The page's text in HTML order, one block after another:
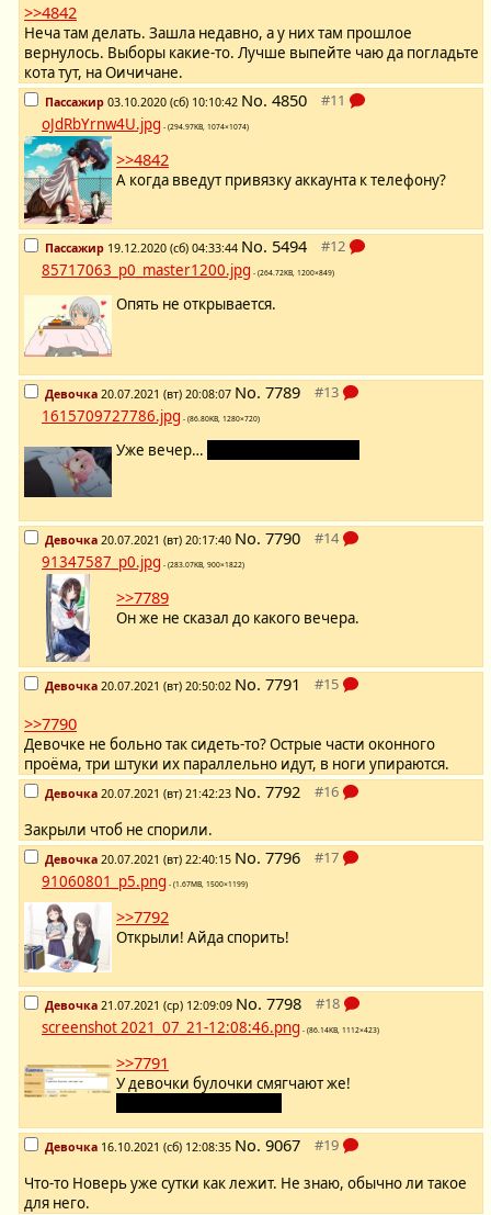
>>4842
Неча там делать. Зашла недавно, а у них там прошлое
вернулось. Выборы какие-то. Лучше выпейте чаю да погладьте
кота тут, на Оичичане.
Пассажир 03.10.2020 (сб) 10:10:42 No. 4850
oJdRbYrnw4U.jpg - (294.97KB, 1074×1074)
>>4842
А когда введут привязку аккаунта к телефону?
Пассажир 19.12.2020 (сб) 04:33:44 No. 5494
85717063_p0_master1200.jpg - (264.72KB, 1200×849)
Опять не открывается.
Девочка 20.07.2021 (вт) 20:08:07 No. 7789
1615709727786.jpg - (86.80KB, 1280×720)
Уже вечер…
Девочка 20.07.2021 (вт) 20:17:40 No. 7790
91347587_p0.jpg - (283.07KB, 900×1822)
>>7789
Он же не сказал до какого вечера.
Девочка 20.07.2021 (вт) 20:50:02 No. 7791
>>7790
Девочке не больно так сидеть-то? Острые части оконного
проёма, три штуки их параллельно идут, в ноги упираются.
Девочка 20.07.2021 (вт) 21:42:23 No. 7792
Закрыли чтоб не спорили.
Девочка 20.07.2021 (вт) 22:40:15 No. 7796
91060801_p5.png - (1.67MB, 1500×1199)
>>7792
Открыли! Айда спорить!
Девочка 21.07.2021 (ср) 12:09:09 No. 7798
screenshot 2021_07_21-12:08:46.png - (86.14KB, 1112×423)
>>7791
У девочки булочки смягчают же!
Девочка 16.10.2021 (сб) 12:08:35 No. 9067
Что-то Новерь уже сутки как лежит. Не знаю, обычно ли такое
для него.